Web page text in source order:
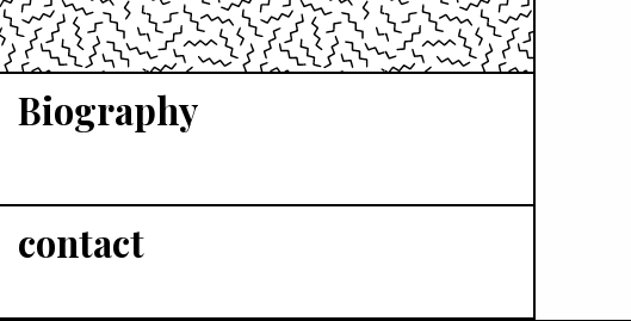
Biography
contact